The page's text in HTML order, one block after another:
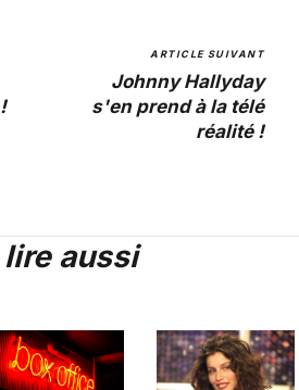
ARTICLE SUIVANT
Johnny Hallyday
s'en prend à la télé
réalité !
aussi